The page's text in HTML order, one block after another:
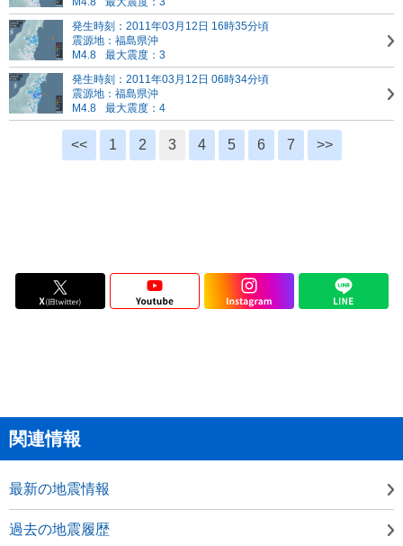
発生時刻：2011年03月12日 16時35分頃
震源地：福島県沖
M4.8
最大震度：3
発生時刻：2011年03月12日 06時34分頃
震源地：福島県沖
M4.8
最大震度：4
<< 1 2 3 4 5 6 7 >>
関連情報
最新の地震情報
過去の地震履歴